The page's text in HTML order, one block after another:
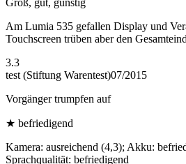
Am Lumia 535 gefallen Display und
Touchscreen trüben aber den
3.3
test (Stiftung Warentest)07/2015
Vorgänger trumpfen auf
★ befriedigend
Kamera: ausreichend (4,3); Akku:
Sprachqualität: befriedigend